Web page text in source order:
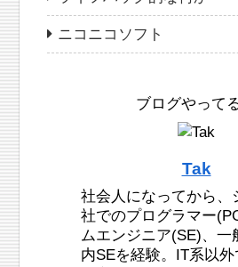
ニコニコソフト
ブログやって
Tak
社会人になってから、
社でのプログラマー
ムエンジニア(SE)、一
内SEを経験。IT系以